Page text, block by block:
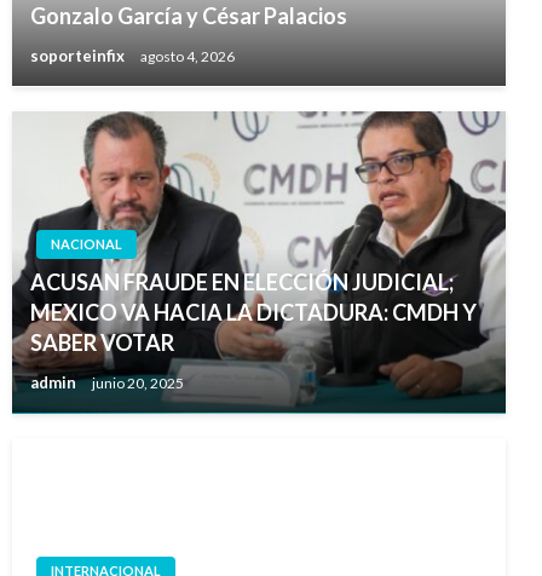
Gonzalo García y César Palacios
soporteinfix agosto 4, 2026
NACIONAL
ACUSAN FRAUDE EN ELECCIÓN JUDICIAL;
MEXICO VA HACIA LA DICTADURA: CMDH Y
SABER VOTAR
admin junio 20, 2025
INTERNACIONAL